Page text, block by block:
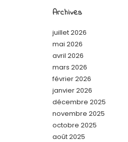
Archives
juillet 2026
mai 2026
avril 2026
mars 2026
février 2026
janvier 2026
décembre 2025
novembre 2025
octobre 2025
août 2025